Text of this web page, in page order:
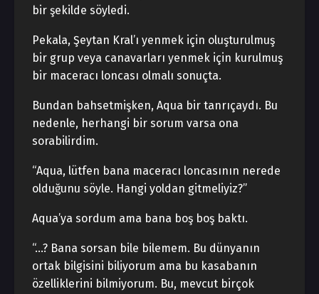
bir şekilde söyledi.
Pekala, Şeytan Kral’ı yenmek için oluşturulmuş
bir grup veya canavarları yenmek için kurulmuş
bir maceracı loncası olmalı sonuçta.
Bundan bahsetmişken, Aqua bir tanrıçaydı. Bu
nedenle, herhangi bir sorum varsa ona
sorabilirdim.
“Aqua, lütfen bana maceracı loncasının nerede
olduğunu söyle. Hangi yoldan gitmeliyiz?”
Aqua’ya sordum ama bana boş boş baktı.
“…? Bana sorsan bile bilemem. Bu dünyanın
ortak bilgisini biliyorum ama bu kasabanın
özelliklerini bilmiyorum. Bu, mevcut birçok